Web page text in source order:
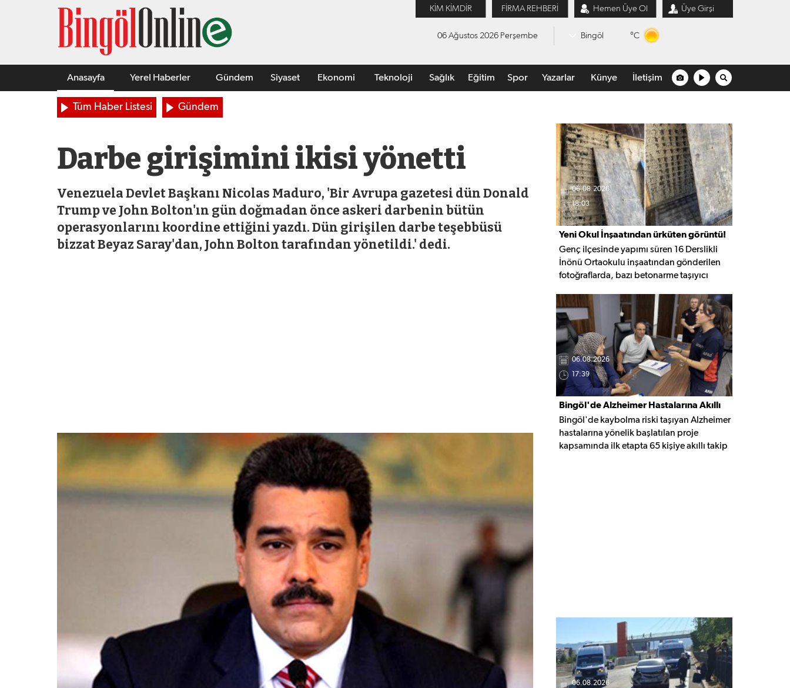
KİM KİMDİR FİRMA REHBERİ Hemen Üye Ol Üye Girşi
06 Ağustos 2026 Perşembe Bingöl °C
Anasayfa Yerel Haberler Gündem Siyaset Ekonomi Teknoloji Sağlık Eğitim Spor Yazarlar Künye İletişim
Tüm Haber Listesi Gündem
Darbe girişimini ikisi yönetti
Venezuela Devlet Başkanı Nicolas Maduro, 'Bir Avrupa gazetesi dün Donald
Trump ve John Bolton'ın gün doğmadan önce askeri darbenin bütün
operasyonlarını koordine ettiğini yazdı. Dün girişilen darbe teşebbüsü
bizzat Beyaz Saray'dan, John Bolton tarafından yönetildi.' dedi.
06.08.2026
18:03
Yeni Okul İnşaatından ürküten görüntü!
Genç ilçesinde yapımı süren 16 Derslikli
İnönü Ortaokulu inşaatından gönderilen
fotoğraflarda, bazı betonarme taşıyıcı
donatı demirleri görülüyor. Görüntüler,
yapı kalitesine ilişkin soru işaretleri
oluştururken, yetkili kurumların teknik
inceleme yapması çağrısı yapıldı.
06.08.2026
17:39
Bingöl'de Alzheimer Hastalarına Akıllı
Takip Desteği
Bingöl'de kaybolma riski taşıyan Alzheimer
hastalarına yönelik başlatılan proje
kapsamında ilk etapta 65 kişiye akıllı takip
06.08.2026